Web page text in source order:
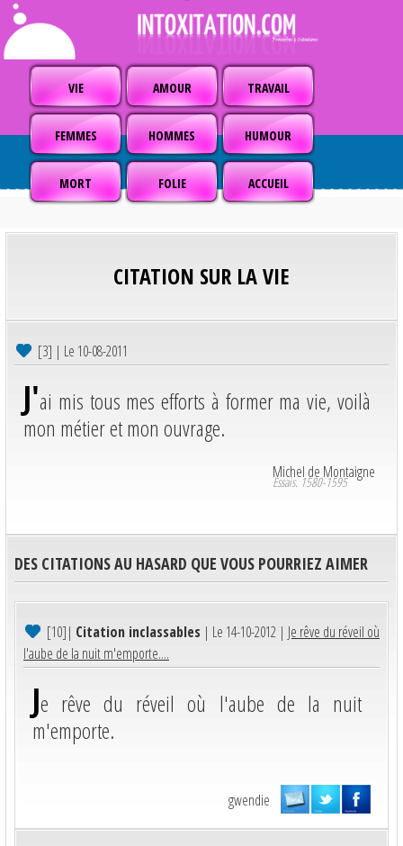
VIE AMOUR TRAVAIL
FEMMES HOMMES HUMOUR
MORT FOLIE ACCUEIL
CITATION SUR LA VIE
[3] | Le 10-08-2011
J'ai mis tous mes efforts à former ma vie, voilà
mon métier et mon ouvrage.
Michel de Montaigne
Essais. 1580-1595
DES CITATIONS AU HASARD QUE VOUS POURRIEZ AIMER
[10]| Citation inclassables | Le 14-10-2012 | Je rêve du réveil où
l'aube de la nuit m'emporte....
Je rêve du réveil où l'aube de la nuit
m'emporte.
gwendie